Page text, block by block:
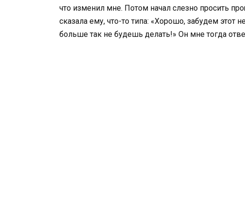
что изменил мне. Потом начал слезно просить
сказала ему, что-то типа: «Хорошо, забудем этот
больше так не будешь делать!» Он мне тогда